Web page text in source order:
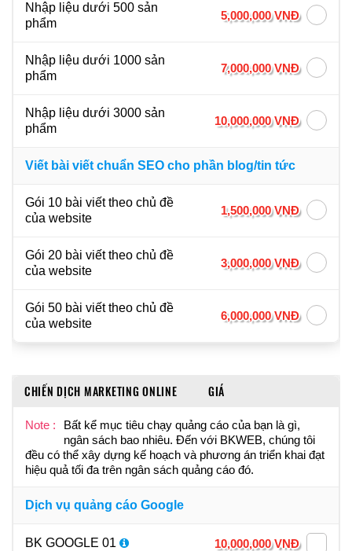
Nhập liệu dưới 500 sản
phẩm
5,000,000 VNĐ
Nhập liệu dưới 1000 sản
phẩm
7,000,000 VNĐ
Nhập liệu dưới 3000 sản
phẩm
10,000,000 VNĐ
Viết bài viết chuẩn SEO cho phần blog/tin tức
Gói 10 bài viết theo chủ đề
của website
1,500,000 VNĐ
Gói 20 bài viết theo chủ đề
của website
3,000,000 VNĐ
Gói 50 bài viết theo chủ đề
của website
6,000,000 VNĐ
CHIẾN DỊCH MARKETING ONLINE GIÁ
Note :
Bất kể mục tiêu chạy quảng cáo của bạn là gì,
ngân sách bao nhiêu. Đến với BKWEB, chúng tôi
đều có thể xây dựng kế hoạch và phương án triển khai đạt
hiệu quả tối đa trên ngân sách quảng cáo đó.
Dịch vụ quảng cáo Google
BK GOOGLE 01 10,000,000 VNĐ